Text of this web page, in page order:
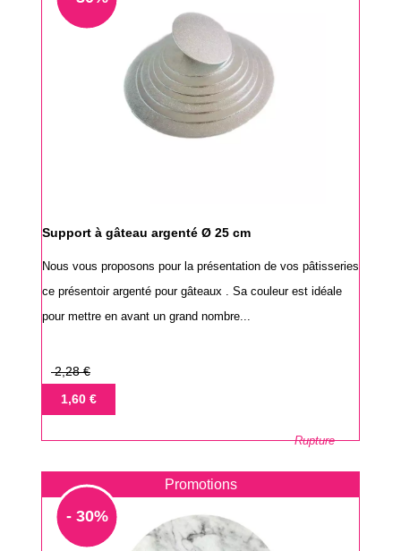
Support à gâteau argenté Ø 25 cm
Nous vous proposons pour la présentation de vos pâtisseries
ce présentoir argenté pour gâteaux . Sa couleur est idéale
pour mettre en avant un grand nombre...
Prix
base
2,28 €
Prix1,60 €
Rupture
Promotions
- 30%